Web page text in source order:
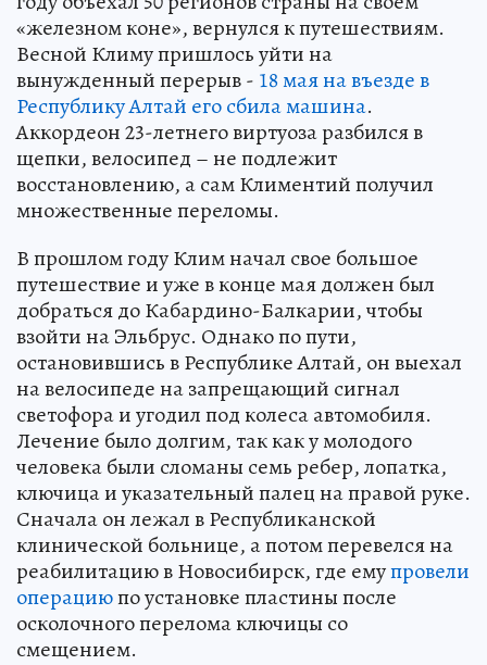
«железном коне», вернулся к путешествиям.
Весной Климу пришлось уйти на
вынужденный перерыв - 18 мая на въезде в
Республику Алтай его сбила машина.
Аккордеон 23-летнего виртуоза разбился в
щепки, велосипед – не подлежит
восстановлению, а сам Климентий получил
множественные переломы.
В прошлом году Клим начал свое большое
путешествие и уже в конце мая должен был
добраться до Кабардино-Балкарии, чтобы
взойти на Эльбрус. Однако по пути,
остановившись в Республике Алтай, он выехал
на велосипеде на запрещающий сигнал
светофора и угодил под колеса автомобиля.
Лечение было долгим, так как у молодого
человека были сломаны семь ребер, лопатка,
ключица и указательный палец на правой руке.
Сначала он лежал в Республиканской
клинической больнице, а потом перевелся на
реабилитацию в Новосибирск, где емупровели
операциюпо установке пластины после
осколочного перелома ключицы со
смещением.